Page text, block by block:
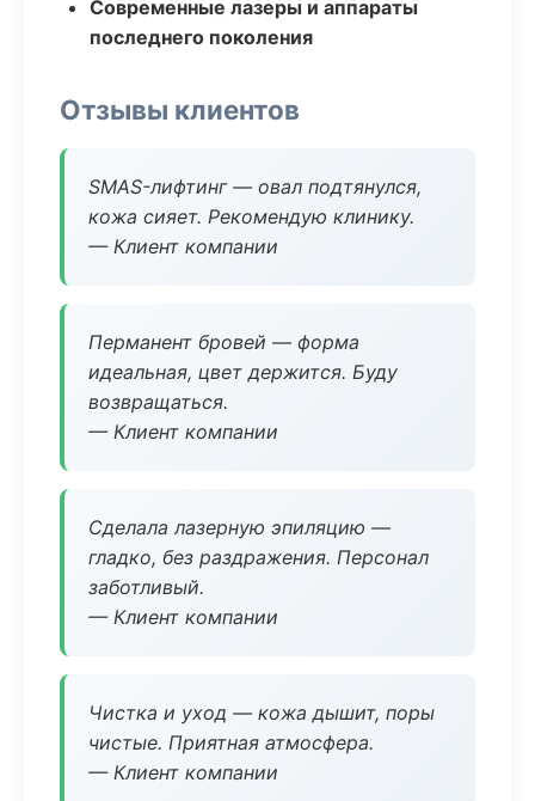
Современные лазеры и аппараты
последнего поколения
Отзывы клиентов
SMAS-лифтинг — овал подтянулся,
кожа сияет. Рекомендую клинику.
— Клиент компании
Перманент бровей — форма
идеальная, цвет держится. Буду
возвращаться.
— Клиент компании
Сделала лазерную эпиляцию —
гладко, без раздражения. Персонал
заботливый.
— Клиент компании
Чистка и уход — кожа дышит, поры
чистые. Приятная атмосфера.
— Клиент компании